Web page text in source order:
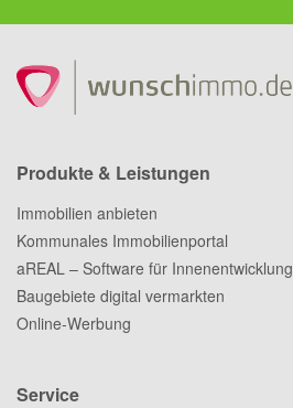
Produkte & Leistungen
Immobilien anbieten
Kommunales Immobilienportal
aREAL – Software für Innenentwicklung
Baugebiete digital vermarkten
Online-Werbung
Service